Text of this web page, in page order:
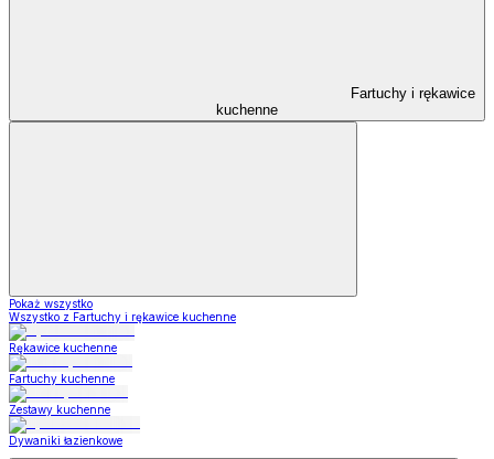
Fartuchy i rękawice
kuchenne
Pokaż wszystko
Wszystko z Fartuchy i rękawice kuchenne
Rękawice kuchenne
Fartuchy kuchenne
Zestawy kuchenne
Dywaniki łazienkowe